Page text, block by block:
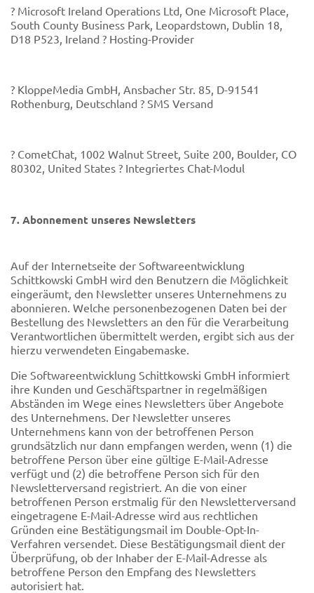
? Microsoft Ireland Operations Ltd, One Microsoft Place,
South County Business Park, Leopardstown, Dublin 18,
D18 P523, Ireland ? Hosting-Provider
? KloppeMedia GmbH, Ansbacher Str. 85, D-91541
Rothenburg, Deutschland ? SMS Versand
? CometChat, 1002 Walnut Street, Suite 200, Boulder, CO
80302, United States ? Integriertes Chat-Modul
7. Abonnement unseres Newsletters
Auf der Internetseite der Softwareentwicklung
Schittkowski GmbH wird den Benutzern die Möglichkeit
eingeräumt, den Newsletter unseres Unternehmens zu
abonnieren. Welche personenbezogenen Daten bei der
Bestellung des Newsletters an den für die Verarbeitung
Verantwortlichen übermittelt werden, ergibt sich aus der
hierzu verwendeten Eingabemaske.
Die Softwareentwicklung Schittkowski GmbH informiert
ihre Kunden und Geschäftspartner in regelmäßigen
Abständen im Wege eines Newsletters über Angebote
des Unternehmens. Der Newsletter unseres
Unternehmens kann von der betroffenen Person
grundsätzlich nur dann empfangen werden, wenn (1) die
betroffene Person über eine gültige E-Mail-Adresse
verfügt und (2) die betroffene Person sich für den
Newsletterversand registriert. An die von einer
betroffenen Person erstmalig für den Newsletterversand
eingetragene E-Mail-Adresse wird aus rechtlichen
Gründen eine Bestätigungsmail im Double-Opt-In-
Verfahren versendet. Diese Bestätigungsmail dient der
Überprüfung, ob der Inhaber der E-Mail-Adresse als
betroffene Person den Empfang des Newsletters
autorisiert hat.